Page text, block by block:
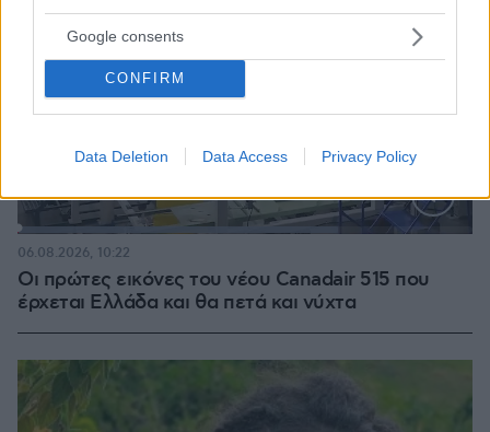
Google consents
CONFIRM
Data Deletion Data Access Privacy Policy
Loaded
Οι πρώτες εικόνες του νέου Canadair 515 που
έρχεται Ελλάδα και θα πετά και νύχτα
06.08.2026, 10:22